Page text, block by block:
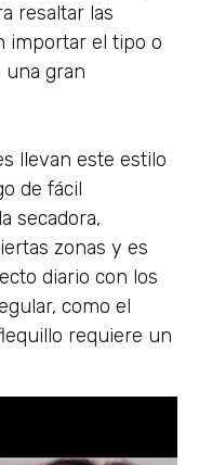
resaltar las
importar el tipo o
una gran
llevan este estilo
de fácil
secadora,
zonas y es
diario con los
como el
requiere un